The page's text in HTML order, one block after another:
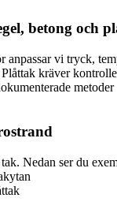
betong och
vi tryck,
kräver
Nedan ser du